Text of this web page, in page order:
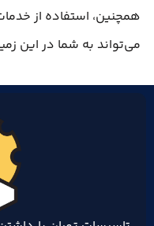
همچنین، استفاده از
می‌تواند به شما در این